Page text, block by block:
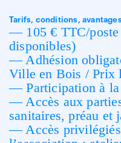
Tarifs, conditions, avantages
— 105 € TTC/poste
disponibles)
— Adhésion
Ville en Bois / Prix
— Participation à
— Accès aux
sanitaires, préau et
— Accès privilégiés